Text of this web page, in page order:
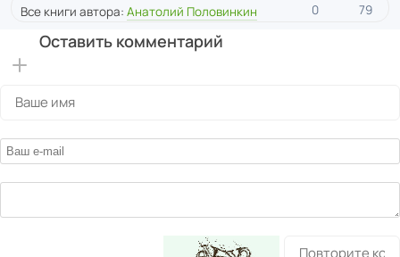
Все книги автора: Анатолий Половинкин 0 79
Оставить комментарий